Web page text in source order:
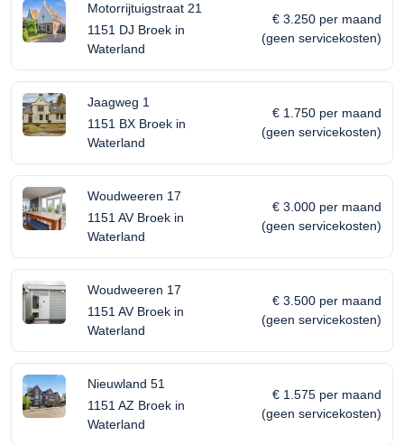
Motorrijtuigstraat 21
1151 DJ Broek in
Waterland
€ 3.250 per maand
(geen servicekosten)
Jaagweg 1
1151 BX Broek in
Waterland
€ 1.750 per maand
(geen servicekosten)
Woudweeren 17
1151 AV Broek in
Waterland
€ 3.000 per maand
(geen servicekosten)
Woudweeren 17
1151 AV Broek in
Waterland
€ 3.500 per maand
(geen servicekosten)
Nieuwland 51
1151 AZ Broek in
Waterland
€ 1.575 per maand
(geen servicekosten)